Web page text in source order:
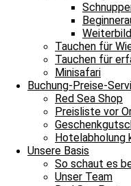
Tauchen für
Tauchen für
Minisafari
Buchung-Preise-
Red Sea Shop
Preisliste vor
Hotelabholung
Unsere Basis
So schaut es
Unser Team
Kommentar*
*
Impressum